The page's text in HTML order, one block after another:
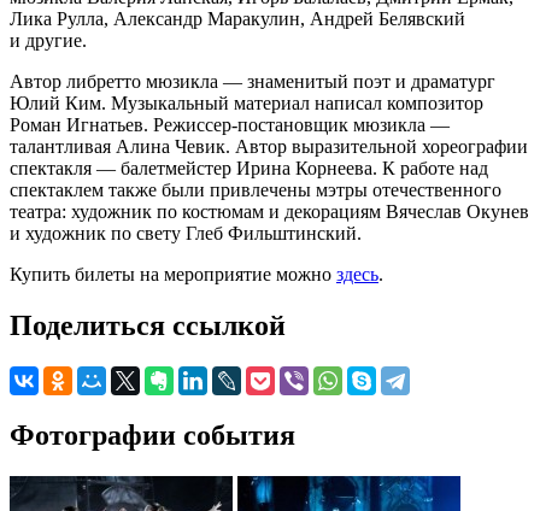
Лика Рулла, Александр Маракулин, Андрей Белявский
и другие.
Автор либретто мюзикла — знаменитый поэт и драматург
Юлий Ким. Музыкальный материал написал композитор
Роман Игнатьев. Режиссер-постановщик мюзикла —
талантливая Алина Чевик. Автор выразительной хореографии
спектакля — балетмейстер Ирина Корнеева. К работе над
спектаклем также были привлечены мэтры отечественного
театра: художник по костюмам и декорациям Вячеслав Окунев
и художник по свету Глеб Фильштинский.
Купить билеты на мероприятие можно здесь.
Поделиться ссылкой
Фотографии события